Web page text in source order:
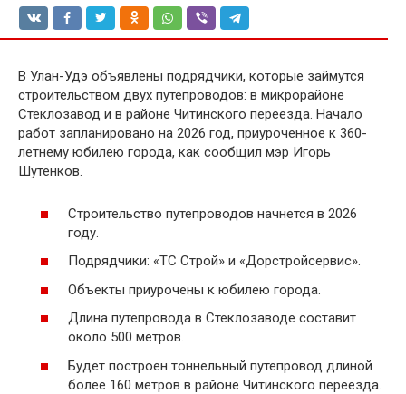
В Улан-Удэ объявлены подрядчики, которые займутся
строительством двух путепроводов: в микрорайоне
Стеклозавод и в районе Читинского переезда. Начало
работ запланировано на 2026 год, приуроченное к 360-
летнему юбилею города, как сообщил мэр Игорь
Шутенков.
Строительство путепроводов начнется в 2026
году.
Подрядчики: «ТС Строй» и «Дорстройсервис».
Объекты приурочены к юбилею города.
Длина путепровода в Стеклозаводе составит
около 500 метров.
Будет построен тоннельный путепровод длиной
более 160 метров в районе Читинского переезда.